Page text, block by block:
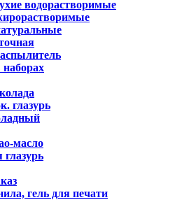
водорастворимые
глазурь
масло
гель для печати